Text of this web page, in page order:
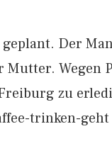
Der
Mutter. Wegen
zu
trinken-